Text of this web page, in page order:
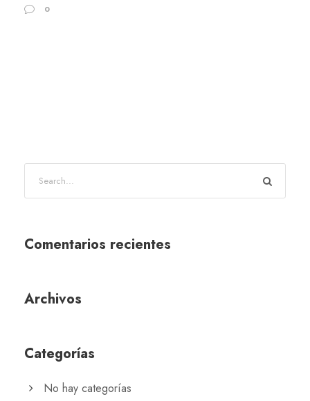
0
Comentarios recientes
Archivos
Categorías
No hay categorías